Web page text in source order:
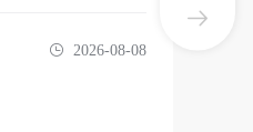
2026-08-08